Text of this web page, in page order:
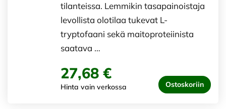
tilanteissa. Lemmikin tasapainoistaja
levollista olotilaa tukevat L-
tryptofaani sekä maitoproteiinista
saatava …
27,68 €
Hinta vain verkossa Ostoskoriin